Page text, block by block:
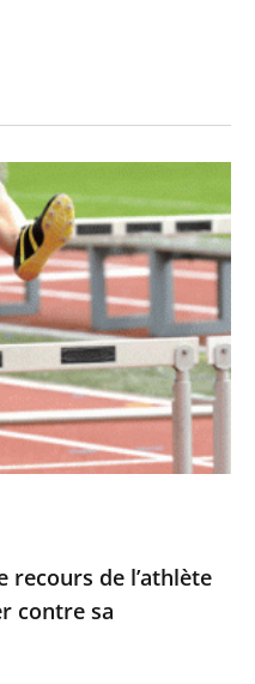
recours de l’athlète
contre sa